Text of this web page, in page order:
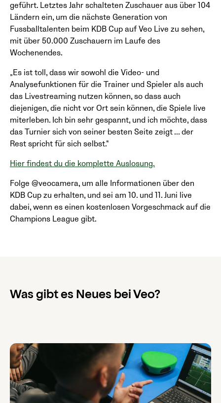
geführt. Letztes Jahr schalteten Zuschauer aus über 104
Ländern ein, um die nächste Generation von
Fussballtalenten beim KDB Cup auf Veo Live zu sehen,
mit über 50.000 Zuschauern im Laufe des
Wochenendes.
„Es ist toll, dass wir sowohl die Video- und
Analysefunktionen für die Trainer und Spieler als auch
das Livestreaming nutzen können, so dass auch
diejenigen, die nicht vor Ort sein können, die Spiele live
miterleben. Ich bin sehr gespannt, und ich möchte, dass
das Turnier sich von seiner besten Seite zeigt ... der
Rest spricht für sich selbst.“
Hier findest du die komplette Auslosung.
Folge @veocamera, um alle Informationen über den
KDB Cup zu erhalten, und sei am 10. und 11. Juni live
dabei, wenn es einen kostenlosen Vorgeschmack auf die
Champions League gibt.
Was gibt es Neues bei Veo?